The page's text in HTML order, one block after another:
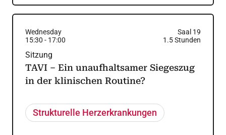
Wednesday
Saal 19
15:30 - 17:00 1.5Stunden
Sitzung
TAVI – Ein unaufhaltsamer Siegeszug
in der klinischen Routine?
Strukturelle Herzerkrankungen